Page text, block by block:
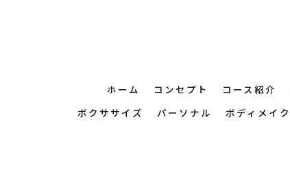
ホーム コンセプト コース紹介
ボクササイズ
パーソナル ボディメイク